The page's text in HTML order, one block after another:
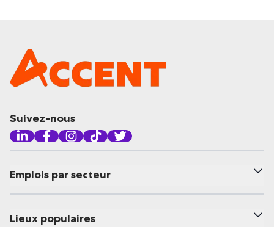
Suivez-nous
Emplois par secteur
Lieux populaires